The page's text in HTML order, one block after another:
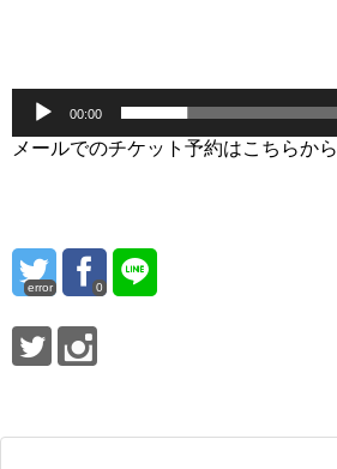
00:00
メールでのチケット予約はこちらから
error 0